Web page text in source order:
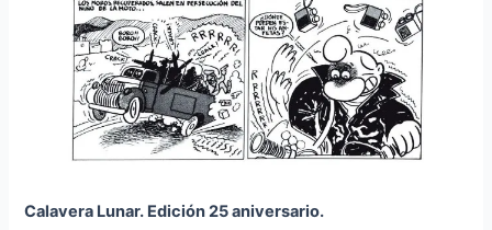
Calavera Lunar. Edición 25 aniversario.